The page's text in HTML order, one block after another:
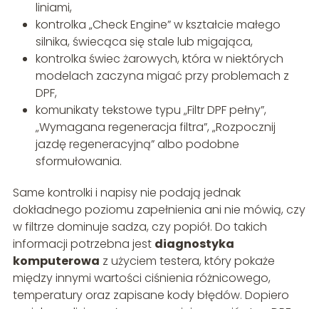
liniami,
kontrolka „Check Engine” w kształcie małego
silnika, świecąca się stale lub migająca,
kontrolka świec żarowych, która w niektórych
modelach zaczyna migać przy problemach z
DPF,
komunikaty tekstowe typu „Filtr DPF pełny”,
„Wymagana regeneracja filtra”, „Rozpocznij
jazdę regeneracyjną” albo podobne
sformułowania.
Same kontrolki i napisy nie podają jednak
dokładnego poziomu zapełnienia ani nie mówią, czy
w filtrze dominuje sadza, czy popiół. Do takich
informacji potrzebna jest diagnostyka
komputerowa z użyciem testera, który pokaże
między innymi wartości ciśnienia różnicowego,
temperatury oraz zapisane kody błędów. Dopiero